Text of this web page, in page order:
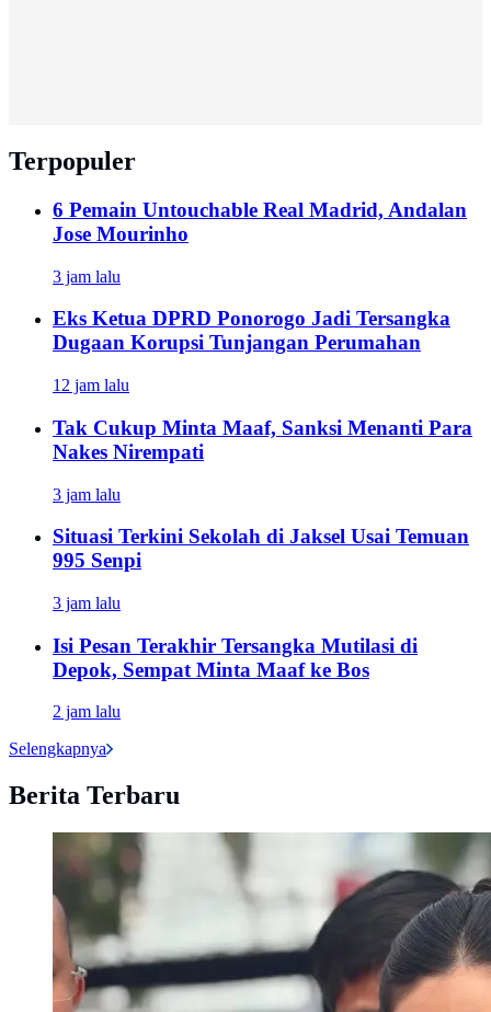
Terpopuler
6 Pemain Untouchable Real Madrid, Andalan
Jose Mourinho
3 jam lalu
Eks Ketua DPRD Ponorogo Jadi Tersangka
Dugaan Korupsi Tunjangan Perumahan
12 jam lalu
Tak Cukup Minta Maaf, Sanksi Menanti Para
Nakes Nirempati
3 jam lalu
Situasi Terkini Sekolah di Jaksel Usai Temuan
995 Senpi
3 jam lalu
Isi Pesan Terakhir Tersangka Mutilasi di
Depok, Sempat Minta Maaf ke Bos
2 jam lalu
Selengkapnya
Berita Terbaru